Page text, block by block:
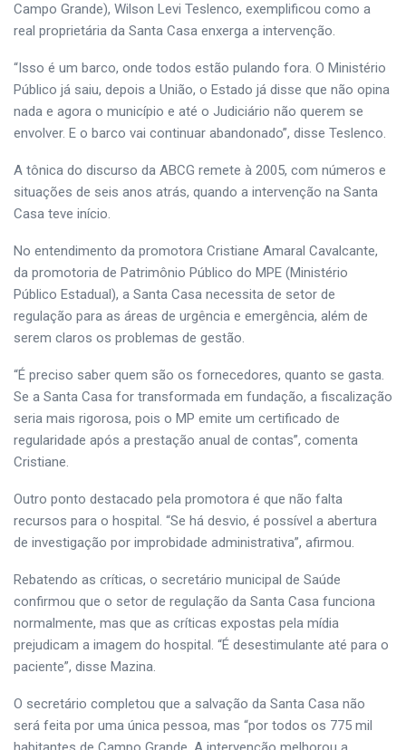
Campo Grande), Wilson Levi Teslenco, exemplificou como a
real proprietária da Santa Casa enxerga a intervenção.
“Isso é um barco, onde todos estão pulando fora. O Ministério
Público já saiu, depois a União, o Estado já disse que não opina
nada e agora o município e até o Judiciário não querem se
envolver. E o barco vai continuar abandonado”, disse Teslenco.
A tônica do discurso da ABCG remete à 2005, com números e
situações de seis anos atrás, quando a intervenção na Santa
Casa teve início.
No entendimento da promotora Cristiane Amaral Cavalcante,
da promotoria de Patrimônio Público do MPE (Ministério
Público Estadual), a Santa Casa necessita de setor de
regulação para as áreas de urgência e emergência, além de
serem claros os problemas de gestão.
“É preciso saber quem são os fornecedores, quanto se gasta.
Se a Santa Casa for transformada em fundação, a fiscalização
seria mais rigorosa, pois o MP emite um certificado de
regularidade após a prestação anual de contas”, comenta
Cristiane.
Outro ponto destacado pela promotora é que não falta
recursos para o hospital. “Se há desvio, é possível a abertura
de investigação por improbidade administrativa”, afirmou.
Rebatendo as críticas, o secretário municipal de Saúde
confirmou que o setor de regulação da Santa Casa funciona
normalmente, mas que as críticas expostas pela mídia
prejudicam a imagem do hospital. “É desestimulante até para o
paciente”, disse Mazina.
O secretário completou que a salvação da Santa Casa não
será feita por uma única pessoa, mas “por todos os 775 mil